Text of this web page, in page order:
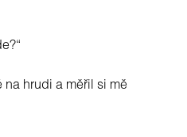
na hrudi a měřil si mě